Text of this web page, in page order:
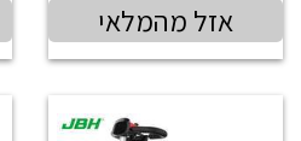
אזל מהמלאי